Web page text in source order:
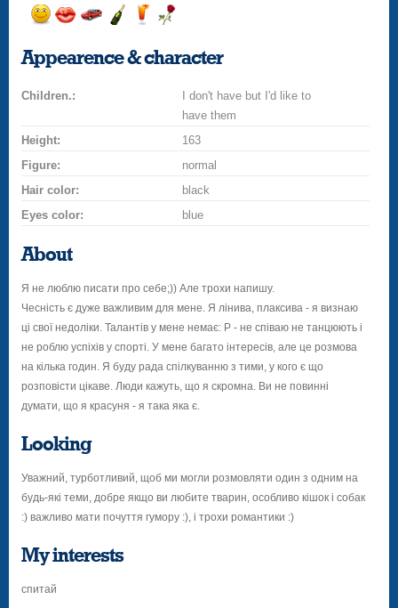
smile
a
champagne
drinkflower
Appearence & character
Children.:
I don't have but I'd like to
have them
Height:
163
Figure:
normal
Hair color:
black
Eyes color:
blue
About
Я не люблю писати про себе;)) Але трохи напишу.
Чесність є дуже важливим для мене. Я лінива, плаксива - я визнаю
ці свої недоліки. Талантів у мене немає: P - не співаю не танцюють і
не роблю успіхів у спорті. У мене багато інтересів, але це розмова
на кілька годин. Я буду рада спілкуванню з тими, у кого є що
розповісти цікаве. Люди кажуть, що я скромна. Ви не повинні
думати, що я красуня - я така яка є.
Looking
Уважний, турботливий, щоб ми могли розмовляти один з одним на
будь-які теми, добре якщо ви любите тварин, особливо кішок і собак
:) важливо мати почуття гумору :), і трохи романтики :)
My interests
спитай